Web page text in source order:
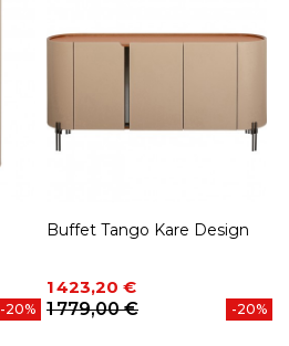
-20%
Buffet Tango Kare Design
Prix
1 423,20 €
Prix de base
1 779,00 €
-20%